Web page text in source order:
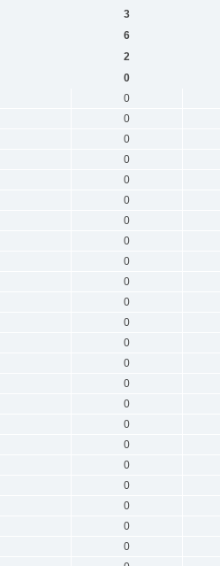
3
6
2
0
0
0
0
0
0
0
0
0
0
0
0
0
0
0
0
0
0
0
0
0
0
0
0